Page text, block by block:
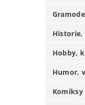
Historie,
Hobby,
Humor,
Komiksy